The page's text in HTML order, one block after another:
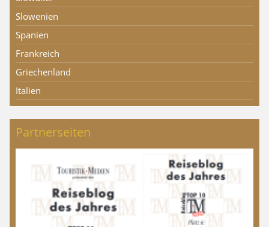
Slowenien
Spanien
Frankreich
Griechenland
Italien
Partnerseiten